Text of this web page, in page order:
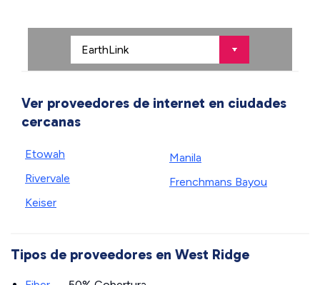
Ver proveedores de internet en ciudades
cercanas
Etowah
Rivervale
Keiser
Manila
Frenchmans Bayou
Tipos de proveedores en West Ridge